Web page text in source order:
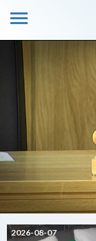
2026-08-07